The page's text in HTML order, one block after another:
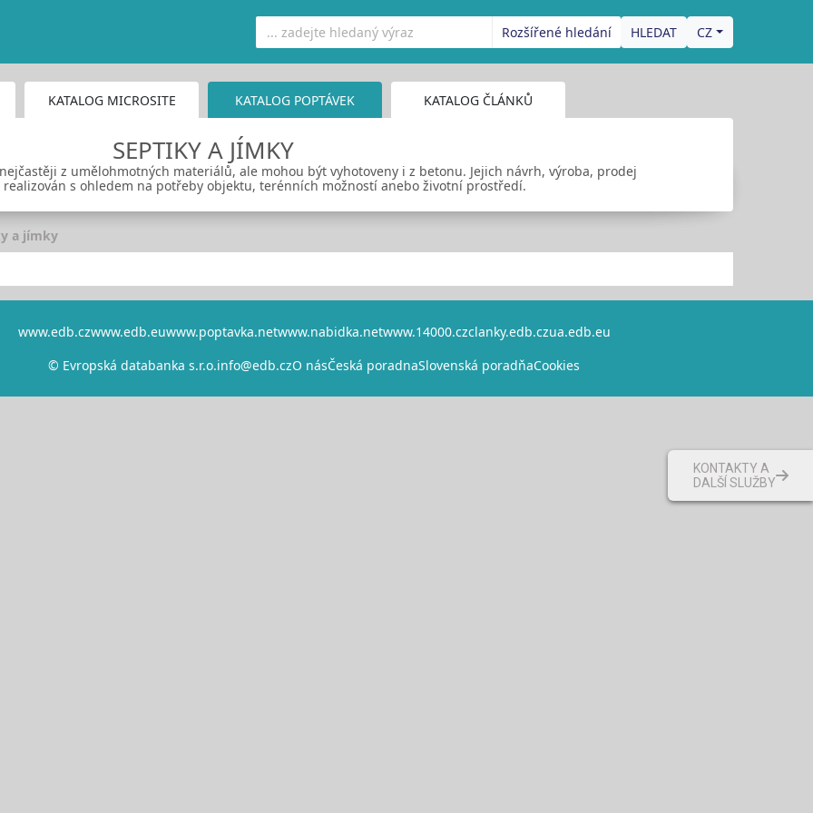
Rozšířené hledání CZ
KATALOG MICROSITE KATALOG POPTÁVEK KATALOG ČLÁNKŮ
SEPTIKY A JÍMKY
z umělohmotných materiálů, ale mohou být vyhotoveny i z betonu. Jejich návrh, výroba, prodej
realizován s ohledem na potřeby objektu, terénních možností anebo životní prostředí.
a jímky
www.edb.czwww.edb.euwww.poptavka.netwww.nabidka.netwww.14000.czclanky.edb.czua.edb.eu
© Evropská databanka s.r.o.info@edb.czO násČeská poradnaSlovenská poradňaCookies
KONTAKTY A
DALŠÍ SLUŽBY